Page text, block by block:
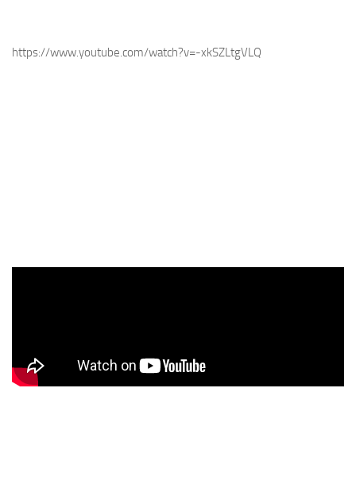
https://www.youtube.com/watch?v=-xkSZLtgVLQ